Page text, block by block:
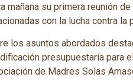
mañana su primera reunión
con la lucha contra la
los asuntos abordados
presupuestaria para
de Madres Solas